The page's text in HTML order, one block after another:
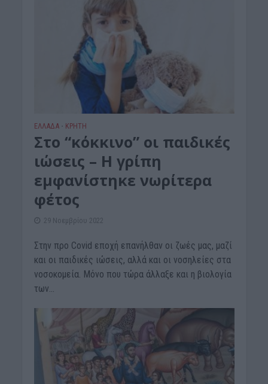
ΕΛΛΑΔΑ • ΚΡΗΤΗ
Στο “κόκκινο” οι παιδικές
ιώσεις – Η γρίπη
εμφανίστηκε νωρίτερα
φέτος
29 Νοεμβρίου 2022
Στην προ Covid εποχή επανήλθαν οι ζωές μας, μαζί
και οι παιδικές ιώσεις, αλλά και οι νοσηλείες στα
νοσοκομεία. Μόνο που τώρα άλλαξε και η βιολογία
των...